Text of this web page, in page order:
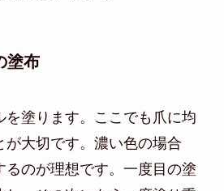
塗布
を塗ります。ここでも爪に均
が大切です。濃い色の場合
るのが理想です。一度目の塗